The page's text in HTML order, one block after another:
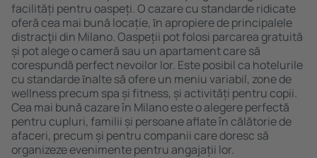
facilități pentru oaspeți. O cazare cu standarde ridicate
oferă cea mai bună locație, ȋn apropiere de principalele
distracţii din Milano. Oaspeții pot folosi parcarea gratuită
și pot alege o cameră sau un apartament care să
corespundă perfect nevoilor lor. Este posibil ca hotelurile
cu standarde ȋnalte să ofere un meniu variabil, zone de
wellness precum spa și fitness, și activități pentru copii.
Cea mai bună cazare în Milano este o alegere perfectă
pentru cupluri, familii și persoane aflate în călătorie de
afaceri, precum și pentru companii care doresc să
organizeze evenimente pentru angajații lor.